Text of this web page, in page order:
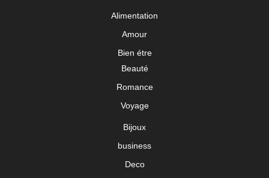
Alimentation
Amour
Bien étre
Beauté
Romance
Voyage
Bijoux
business
Deco